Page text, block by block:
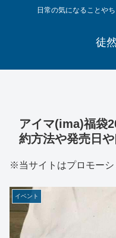
日常の気になることや
徒
アイマ(ima)福袋
約方法や発売日や
※当サイトはプロモーシ
イベント